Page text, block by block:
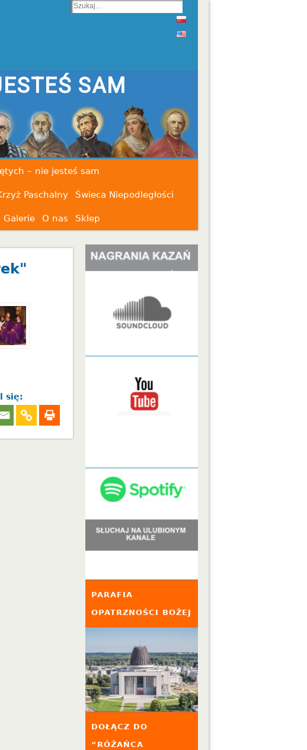
– nie jesteś sam
Paschalny Świeca Niepodległości
Galerie O nas Sklep
się:
PARAFIA
OPATRZNOŚCI BOŻEJ
DOŁĄCZ DO
“RÓŻAŃCA